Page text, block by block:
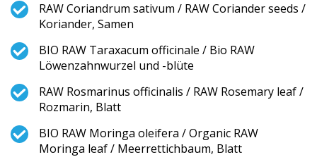
RAW Coriandrum sativum / RAW Coriander seeds /
Koriander, Samen
BIO RAW Taraxacum officinale / Bio RAW
Löwenzahnwurzel und -blüte
RAW Rosmarinus officinalis / RAW Rosemary leaf /
Rozmarin, Blatt
BIO RAW Moringa oleifera / Organic RAW
Moringa leaf / Meerrettichbau­m, Blatt